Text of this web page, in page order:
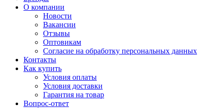
О компании
Новости
Вакансии
Отзывы
Оптовикам
Cогласие на обработку персональных данных
Контакты
Как купить
Условия оплаты
Условия доставки
Гарантия на товар
Вопрос-ответ